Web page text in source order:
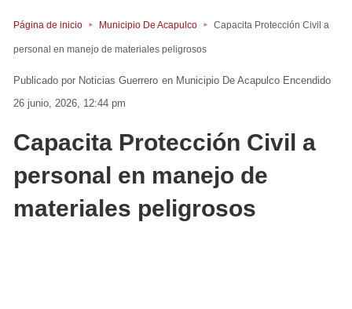
Página de inicio Municipio De Acapulco Capacita Protección Civil a
personal en manejo de materiales peligrosos
Noticias Guerrero en Municipio De Acapulco Encendido
26 junio, 2026, 12:44 pm
Capacita Protección Civil a
personal en manejo de
materiales peligrosos